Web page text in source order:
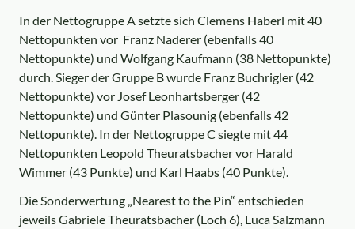
In der Nettogruppe A setzte sich Clemens Haberl mit 40
Nettopunkten vor Franz Naderer (ebenfalls 40
Nettopunkte) und Wolfgang Kaufmann (38 Nettopunkte)
durch. Sieger der Gruppe B wurde Franz Buchrigler (42
Nettopunkte) vor Josef Leonhartsberger (42
Nettopunkte) und Günter Plasounig (ebenfalls 42
Nettopunkte). In der Nettogruppe C siegte mit 44
Nettopunkten Leopold Theuratsbacher vor Harald
Wimmer (43 Punkte) und Karl Haabs (40 Punkte).
Die Sonderwertung „Nearest to the Pin“ entschieden
jeweils Gabriele Theuratsbacher (Loch 6), Luca Salzmann